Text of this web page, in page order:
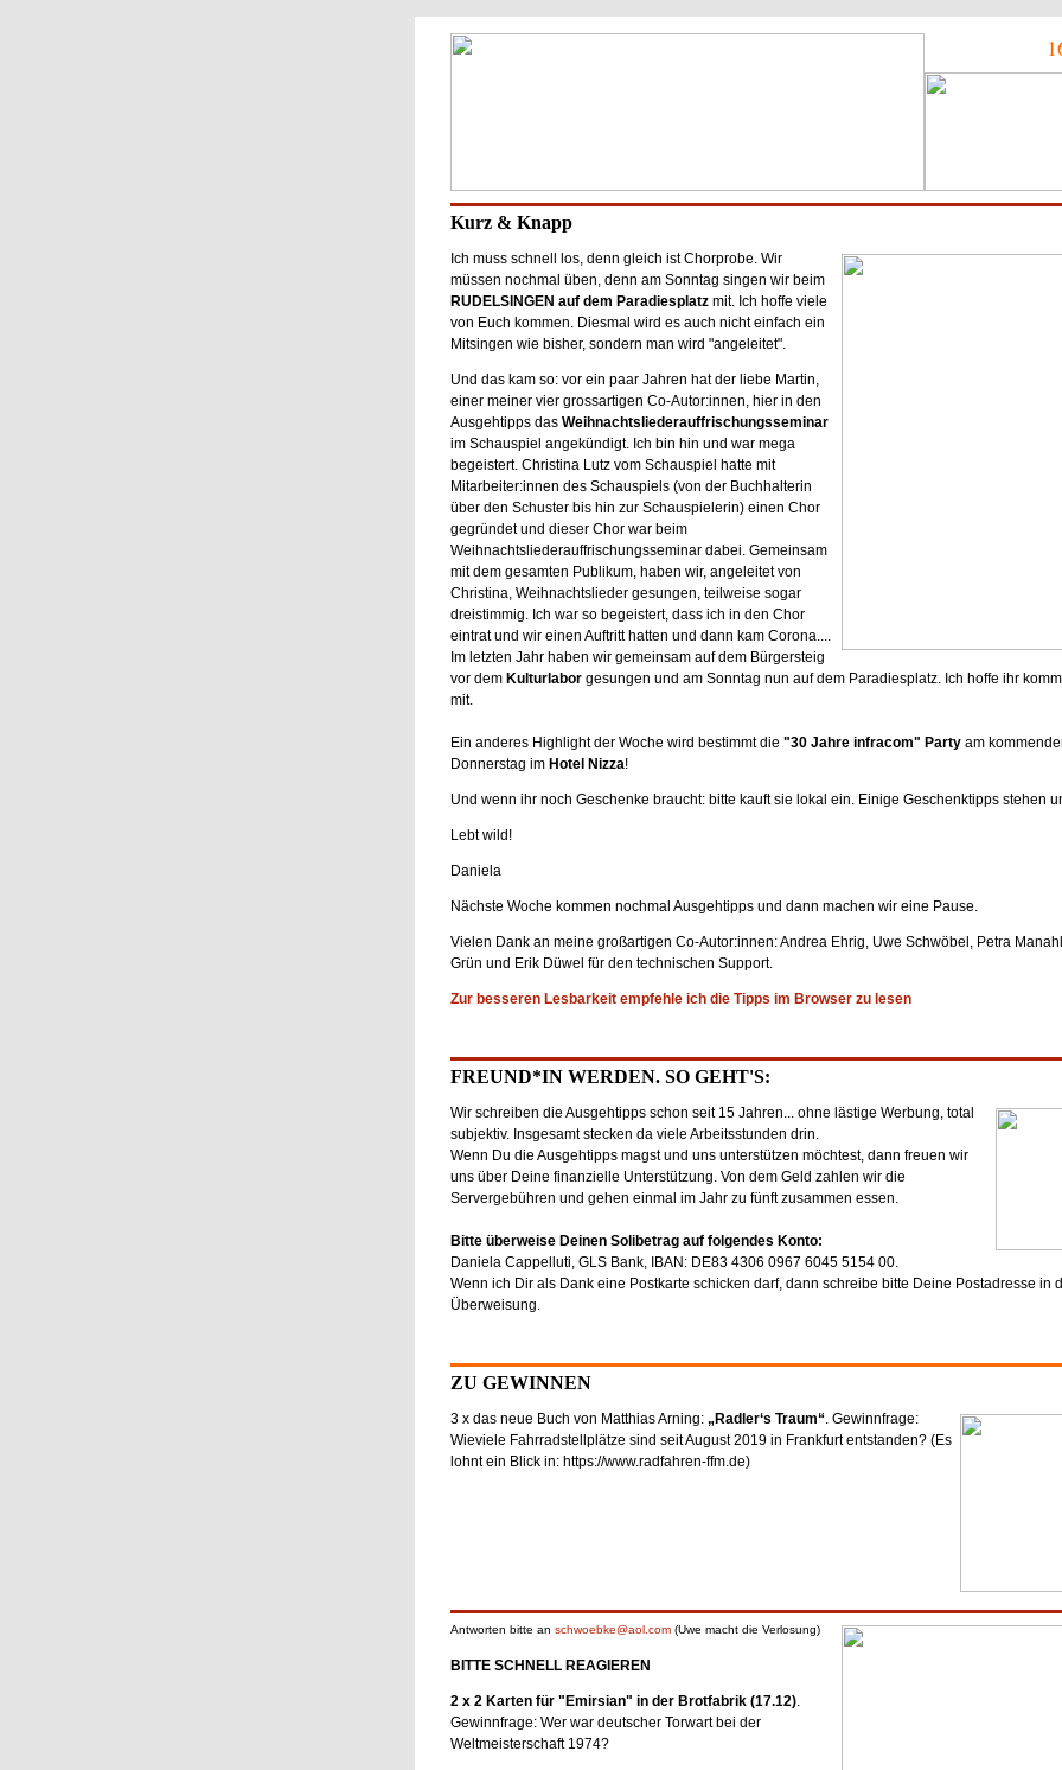
Kurz & Knapp
Ich muss schnell los, denn gleich ist Chorprobe. Wir
müssen nochmal üben, denn am Sonntag singen wir beim
RUDELSINGEN auf dem Paradiesplatz mit. Ich hoffe viele
von Euch kommen. Diesmal wird es auch nicht einfach ein
Mitsingen wie bisher, sondern man wird "angeleitet".
Und das kam so: vor ein paar Jahren hat der liebe Martin,
einer meiner vier grossartigen Co-Autor:innen, hier in den
Ausgehtipps das Weihnachtsliederauffrischungsseminar
im Schauspiel angekündigt. Ich bin hin und war mega
begeistert. Christina Lutz vom Schauspiel hatte mit
Mitarbeiter:innen des Schauspiels (von der Buchhalterin
über den Schuster bis hin zur Schauspielerin) einen Chor
gegründet und dieser Chor war beim
Weihnachtsliederauffrischungsseminar dabei. Gemeinsam
mit dem gesamten Publikum, haben wir, angeleitet von
Christina, Weihnachtslieder gesungen, teilweise sogar
dreistimmig. Ich war so begeistert, dass ich in den Chor
eintrat und wir einen Auftritt hatten und dann kam Corona....
Im letzten Jahr haben wir gemeinsam auf dem Bürgersteig
vor dem Kulturlaborgesungen und am Sonntag nun auf dem Paradiesplatz. Ich hoffe ihr
mit.
Ein anderes Highlight der Woche wird bestimmt die "30 Jahre infracom" Party am
Donnerstag im Hotel Nizza!
Und wenn ihr noch Geschenke braucht: bitte kauft sie lokal ein. Einige Geschenktipps stehen
Lebt wild!
Daniela
Nächste Woche kommen nochmal Ausgehtipps und dann machen wir eine Pause.
Vielen Dank an meine großartigen Co-Autor:innen: Andrea Ehrig, Uwe Schwöbel, Petra
Grün und Erik Düwel für den technischen Support.
Zur besseren Lesbarkeit empfehle ich die Tipps im Browser zu lesen
FREUND*IN WERDEN. SO GEHT'S:
Wir schreiben die Ausgehtipps schon seit 15 Jahren... ohne lästige Werbung, total
subjektiv. Insgesamt stecken da viele Arbeitsstunden drin.
Wenn Du die Ausgehtipps magst und uns unterstützen möchtest, dann freuen wir
uns über Deine finanzielle Unterstützung. Von dem Geld zahlen wir die
Servergebühren und gehen einmal im Jahr zu fünft zusammen essen.
Bitte überweise Deinen Solibetrag auf folgendes Konto:
Daniela Cappelluti, GLS Bank, IBAN: DE83 4306 0967 6045 5154 00.
Wenn ich Dir als Dank eine Postkarte schicken darf, dann schreibe bitte Deine Postadresse in
Überweisung.
ZU GEWINNEN
3 x das neue Buch von Matthias Arning:„Radler‘s Traum“. Gewinnfrage:
Wieviele Fahrradstellplätze sind seit August 2019 in Frankfurt entstanden? (Es
lohnt ein Blick in: https://www.radfahren-ffm.de)
Antworten bitte an schwoebke@aol.com(Uwe macht die Verlosung)
BITTE SCHNELL REAGIEREN
2 x 2 Karten für "Emirsian" in der Brotfabrik (17.12).
Gewinnfrage: Wer war deutscher Torwart bei der
Weltmeisterschaft 1974?